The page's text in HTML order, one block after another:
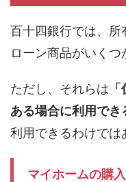
百十四銀行では、所
ローン商品がいくつ
ただし、それらは
ある場合に利用でき
利用できるわけでは
マイホームの購